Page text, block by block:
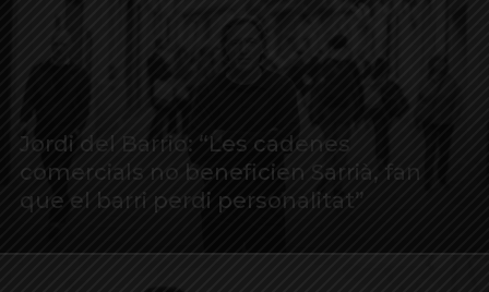
Jordi del Barrio: “Les cadenes
comercials no beneficien Sarrià, fan
que el barri perdi personalitat”